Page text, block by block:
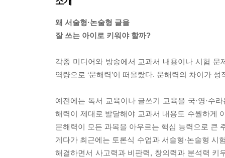
왜 서술형·논술형 글을
잘 쓰는 아이로 키워야 할까?
각종 미디어와 방송에서 교과서 내용이나 시험
역량으로 ‘문해력’이 떠올랐다. 문해력의 차이가
예전에는 독서 교육이나 글쓰기 교육을 국·영·수
해력이 제대로 발달해야 교과서 내용도 수월하게
문해력이 모든 과목을 아우르는 핵심 능력으로 큰
게다가 최근에는 토론식 수업과 서술형·논술형 시
해결하면서 사고력과 비판력, 창의력과 분석력